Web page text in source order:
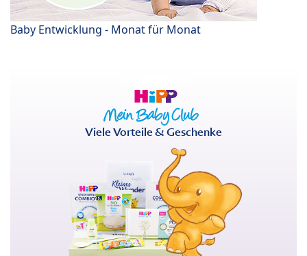
Baby Entwicklung - Monat für Monat
Viele Vorteile & Geschenke